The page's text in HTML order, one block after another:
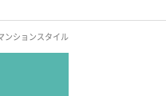
ンションスタイル